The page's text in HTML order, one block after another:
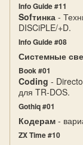
Info Guide #11
Sofтинка -
DISCiPLE/+D.
Info Guide #08
Системные
Book #01
Coding -
для TR-DOS.
Gothiq #01
Кодерам -
ZX Time #10